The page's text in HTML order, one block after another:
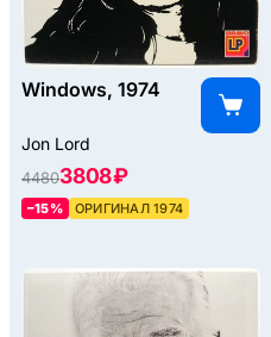
Windows, 1974
Jon Lord
44803808 ₽
–15% ОРИГИНАЛ 1974